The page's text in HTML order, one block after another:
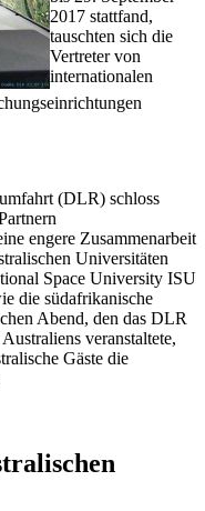
2017 stattfand,
tauschten sich die
Vertreter von
internationalen
(DLR) schloss
engere Zusammenarbeit
Universitäten
Space University ISU
die südafrikanische
Abend, den das DLR
veranstaltete,
Gäste die